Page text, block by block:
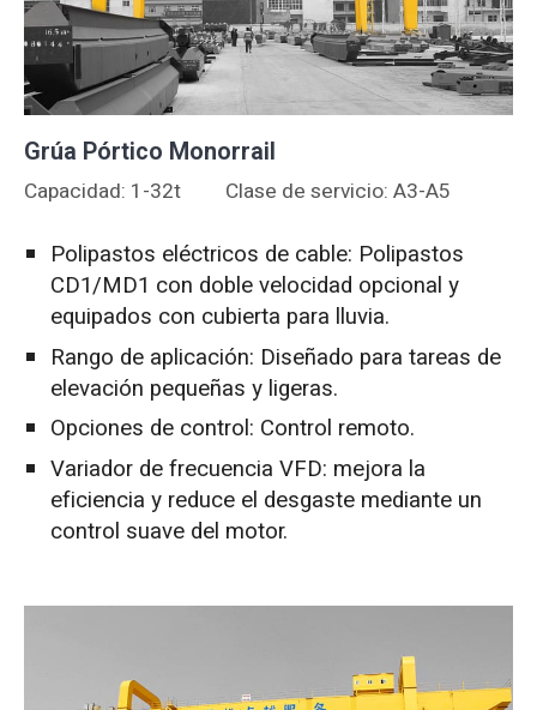
Grúa Pórtico Monorrail
Capacidad: 1-32t Clase de servicio: A3-A5
Polipastos eléctricos de cable: Polipastos
CD1/MD1 con doble velocidad opcional y
equipados con cubierta para lluvia.
Rango de aplicación: Diseñado para tareas de
elevación pequeñas y ligeras.
Opciones de control: Control remoto.
Variador de frecuencia VFD: mejora la
eficiencia y reduce el desgaste mediante un
control suave del motor.